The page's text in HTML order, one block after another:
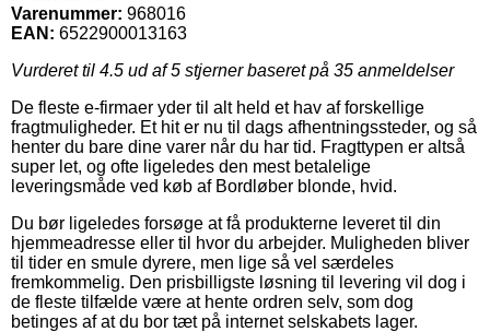
Varenummer: 968016
EAN: 6522900013163
Vurderet til 4.5 ud af 5 stjerner baseret på 35 anmeldelser
De fleste e-firmaer yder til alt held et hav af forskellige
fragtmuligheder. Et hit er nu til dags afhentningssteder, og så
henter du bare dine varer når du har tid. Fragttypen er altså
super let, og ofte ligeledes den mest betalelige
leveringsmåde ved køb af Bordløber blonde, hvid.
Du bør ligeledes forsøge at få produkterne leveret til din
hjemmeadresse eller til hvor du arbejder. Muligheden bliver
til tider en smule dyrere, men lige så vel særdeles
fremkommelig. Den prisbilligste løsning til levering vil dog i
de fleste tilfælde være at hente ordren selv, som dog
betinges af at du bor tæt på internet selskabets lager.